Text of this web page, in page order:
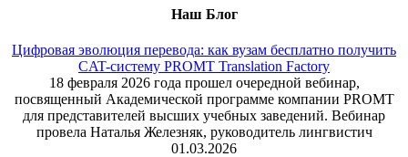
Наш Блог
Цифровая эволюция перевода: как вузам бесплатно получить
CAT-систему PROMT Translation Factory
18 февраля 2026 года прошел очередной вебинар,
посвященный Академической программе компании PROMT
для представителей высших учебных заведений. Вебинар
провела Наталья Железняк, руководитель лингвистич
01.03.2026